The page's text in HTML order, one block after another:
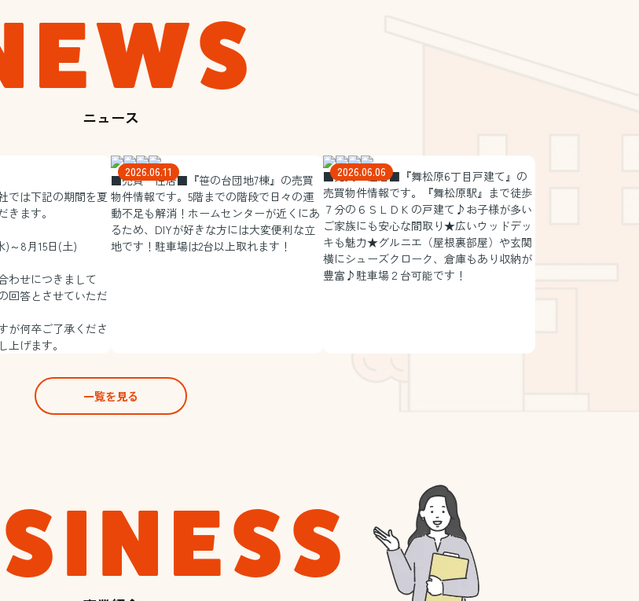
ニュース
では下記の期間を夏
きます。
)～8月15日(土)
わせにつきまして
回答とさせていただ
が何卒ご了承くださ
上げます。
2026.06.11
■売買 住居■『笹の台団地7棟』 の売買
物件情報です。5階までの階段で日々の運
動不足も解消！ホームセンターが近くにあ
るため、DIYが好きな方には大変便利な立
地です！駐車場は2台以上取れます！
2026.06.06
■売買 住居■『舞松原6丁目戸建て』 の
売買物件情報です。『舞松原駅』まで徒歩
７分の６ＳＬＤＫの戸建て♪お子様が多い
ご家族にも安心な間取り★広いウッドデッ
キも魅力★グルニエ（屋根裏部屋）や玄関
横にシューズクローク、倉庫もあり収納が
豊富♪駐車場２台可能です！
一覧を見る